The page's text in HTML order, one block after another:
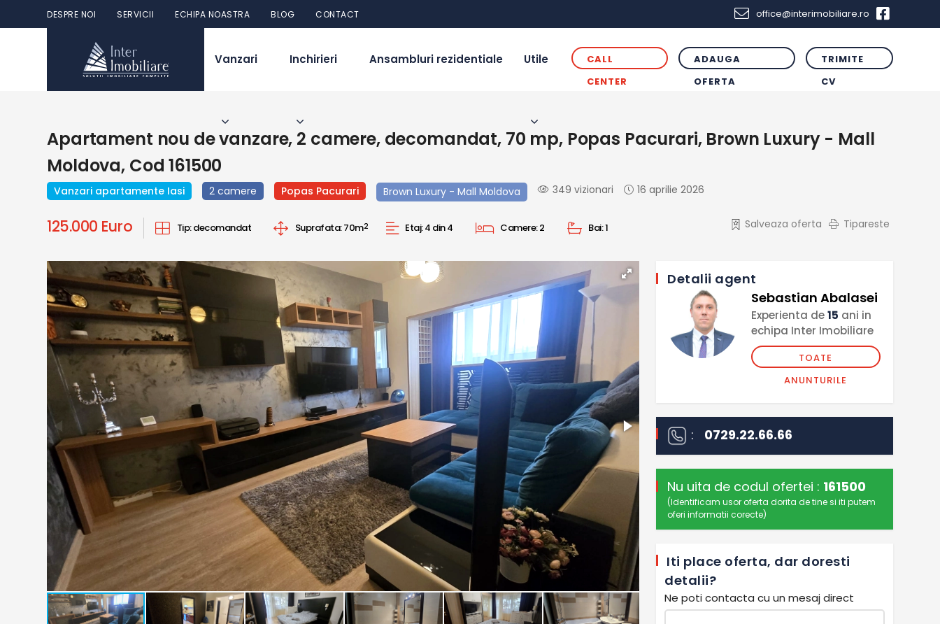
DESPRE NOI SERVICII ECHIPA NOASTRA BLOG CONTACT office@interimobiliare.ro
Vanzari Inchirieri Ansambluri rezidentiale Utile
CALL
CENTER
ADAUGA
OFERTA
TRIMITE
CV
Apartament nou de vanzare, 2 camere, decomandat, 70 mp, Popas Pacurari, Brown Luxury - Mall
Moldova, Cod 161500
Vanzari apartamente Iasi 2 camere Popas Pacurari Brown Luxury - Mall Moldova 349 vizionari 16 aprilie 2026
125.000 Euro Tip:decomandat Suprafata:70m2 Etaj:4 din 4 Camere:2 Bai:1 Salveaza oferta Tipareste
Detalii agent
Sebastian Abalasei
Experienta de15 ani in
echipa Inter Imobiliare
TOATE
ANUNTURILE
: 0729.22.66.66
Nu uita de codul ofertei : 161500
(Identificam usor oferta dorita de tine si iti putem
oferi informatii corecte)
Iti place oferta, dar doresti
detalii?
Ne poti contacta cu un mesaj direct